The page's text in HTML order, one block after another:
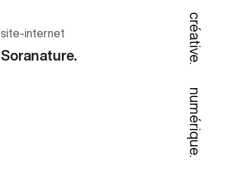
créative.
numérique.
site-internet
Soranature.